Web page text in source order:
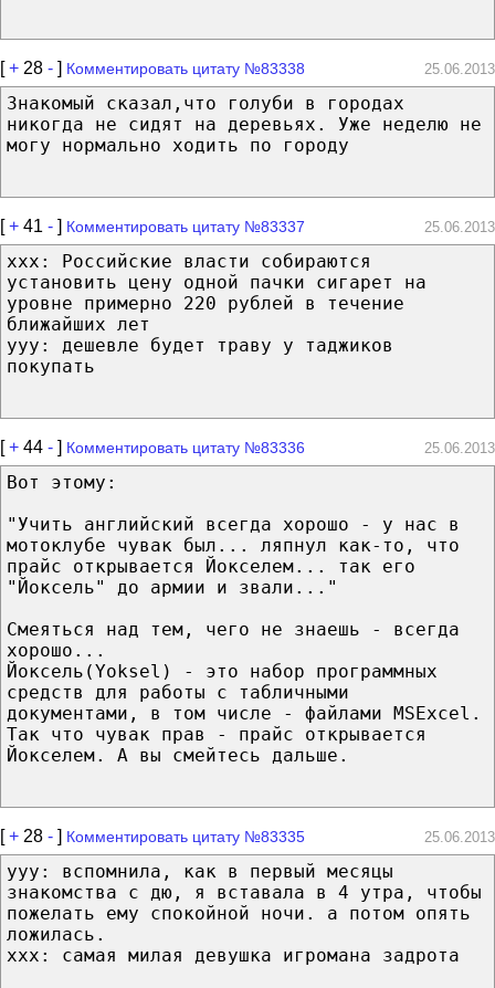
[+ 28 - ] Комментировать цитату №83338 25.06.2013
Знакомый сказал,что голуби в городах
никогда не сидят на деревьях. Уже неделю не
могу нормально ходить по городу
[+ 41 - ] Комментировать цитату №83337 25.06.2013
xxx: Российские власти собираются
установить цену одной пачки сигарет на
уровне примерно 220 рублей в течение
ближайших лет
yyy: дешевле будет траву у таджиков
покупать
[+ 44 - ] Комментировать цитату №83336 25.06.2013
Вот этому:
"Учить английский всегда хорошо - у нас в
мотоклубе чувак был... ляпнул как-то, что
прайс открывается Йокселем... так его
"Йоксель" до армии и звали..."
Смеяться над тем, чего не знаешь - всегда
хорошо...
Йоксель(Yoksel) - это набор программных
средств для работы с табличными
документами, в том числе - файлами MSExcel.
Так что чувак прав - прайс открывается
Йокселем. А вы смейтесь дальше.
[+ 28 - ] Комментировать цитату №83335 25.06.2013
yyy: вспомнила, как в первый месяцы
знакомства с дю, я вставала в 4 утра, чтобы
пожелать ему спокойной ночи. а потом опять
ложилась.
xxx: самая милая девушка игромана задрота